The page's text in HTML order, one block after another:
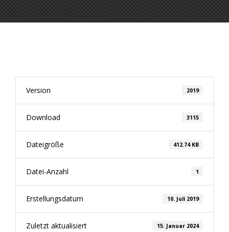
Version 2019
Download 3115
Dateigröße 412.74 KB
Datei-Anzahl 1
Erstellungsdatum 10. Juli 2019
Zuletzt aktualisiert 15. Januar 2024